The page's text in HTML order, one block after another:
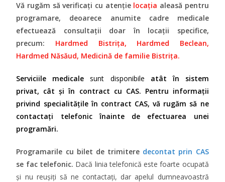
Vă rugăm să verificați cu atențielocația aleasă pentru
programare,
deoarece anumite cadre medicale
efectuează consultații doar în locații specifice,
precum: Hardmed Bistrița, Hardmed Beclean,
Hardmed Năsăud, Medicină de familie Bistrița.
Serviciile medicalesunt disponibile atât în sistem
privat, cât și în contract cu CAS. Pentru informații
privind specialitățile în contract CAS, vă rugăm să ne
contactați telefonic înainte de efectuarea unei
programări.
Programarile cu bilet de trimitere decontat prin CAS
se fac telefonic. Dacă linia telefonică este foarte ocupată
și nu reușiți să ne contactați, dar apelul dumneavoastră